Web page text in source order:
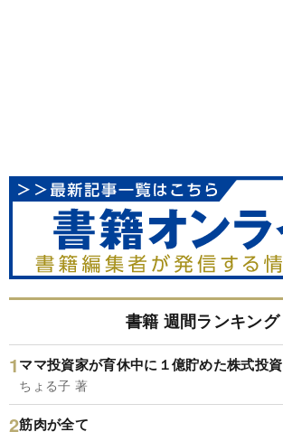
書籍 週間ランキング
ママ投資家が育休中に１億貯めた株式投資
ちょる子 著
筋肉が全て